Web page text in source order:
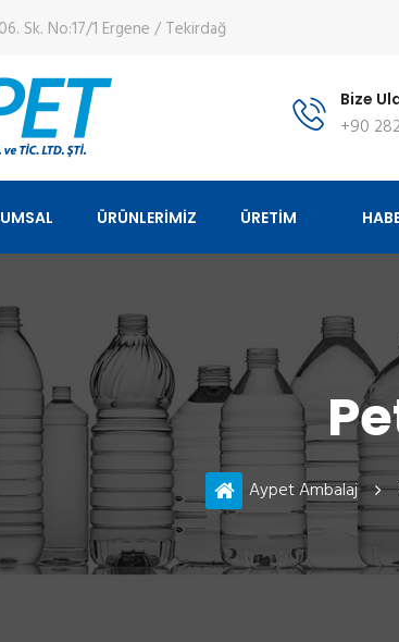
Sk. No:17/1 Ergene / Tekirdağ
Bize
+90
ÜRÜNLERİMİZ ÜRETİM
Aypet Ambalaj